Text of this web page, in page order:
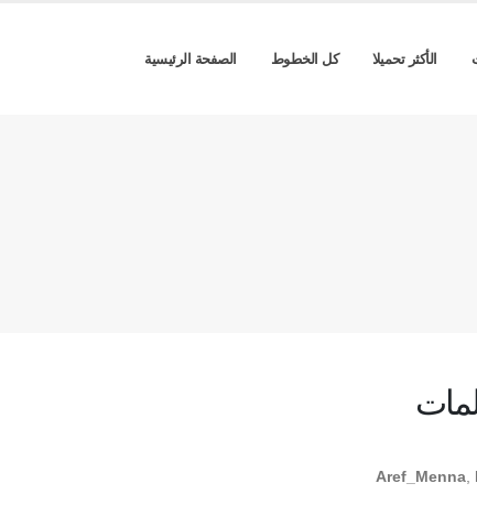
الأكثر تحميلا كل الخطوط الصفحة الرئيسية
Aref_Menna